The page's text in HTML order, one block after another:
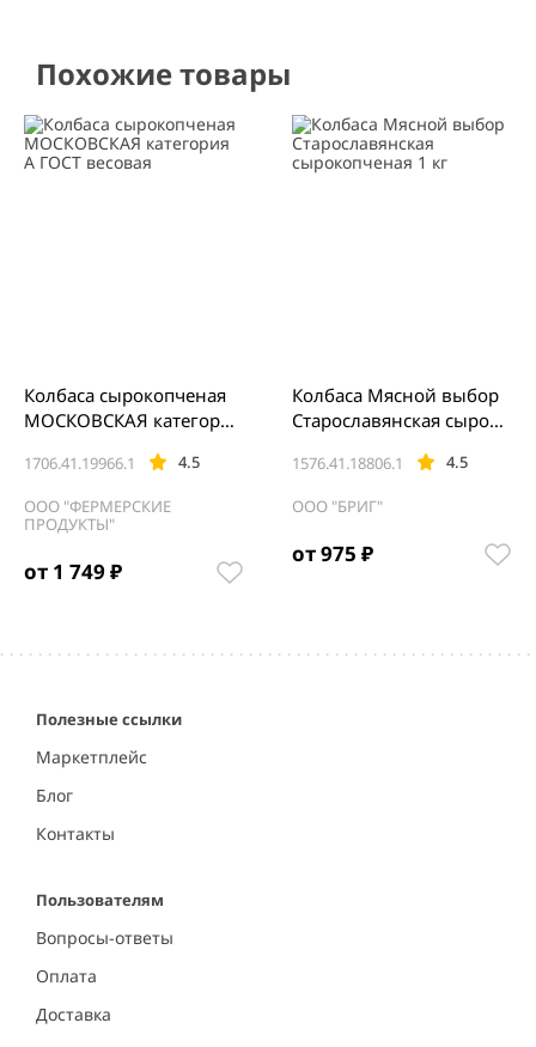
Похожие товары
от 1 749 ₽
1706.41.19966.1 4.5
Колбаса сырокопченая
МОСКОВСКАЯ категория
ООО "ФЕРМЕРСКИЕ
ПРОДУКТЫ"
от 975 ₽
1576.41.18806.1 4.5
Колбаса Мясной выбор
Старославянская сыроко
ООО "БРИГ"
5
Полезные ссылки
Маркетплейс
Блог
Контакты
Пользователям
Вопросы-ответы
Оплата
Доставка